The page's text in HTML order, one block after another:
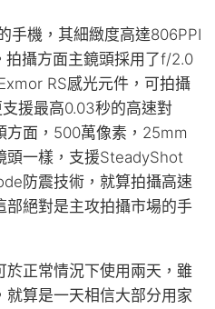
手機，其細緻度高達806PPI
攝方面主鏡頭採用了f/2.0
RS感光元件，可拍攝
援最高0.03秒的高速對
方面，500萬像素，25mm
頭一樣，支援SteadyShot
防震技術，就算拍攝高速
絕對是主攻拍攝市場的手
於正常情況下使用兩天，雖
算是一天相信大部分用家